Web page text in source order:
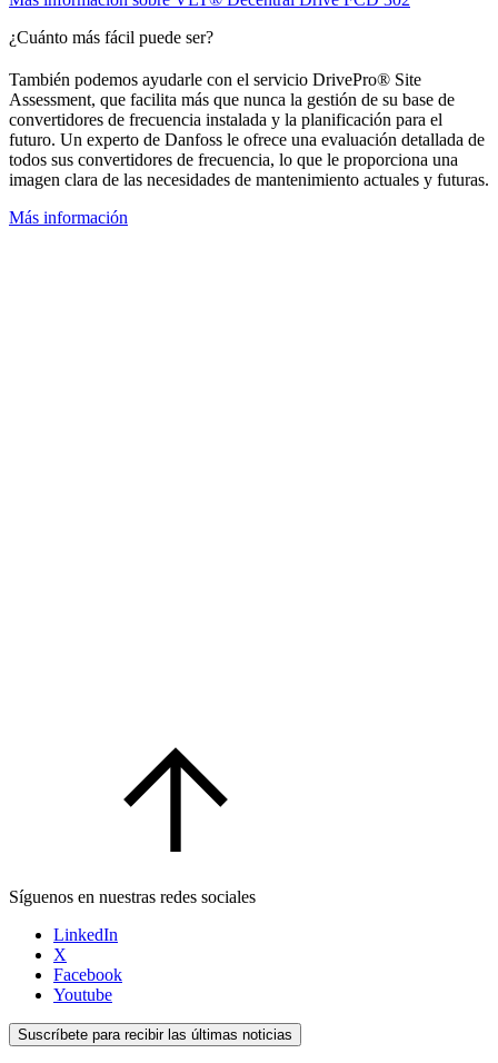
¿Cuánto más fácil puede ser?
También podemos ayudarle con el servicio DrivePro® Site
Assessment, que facilita más que nunca la gestión de su base de
convertidores de frecuencia instalada y la planificación para el
futuro. Un experto de Danfoss le ofrece una evaluación detallada de
todos sus convertidores de frecuencia, lo que le proporciona una
imagen clara de las necesidades de mantenimiento actuales y futuras.
Más información
Síguenos en nuestras redes sociales
LinkedIn
X
Facebook
Youtube
Suscríbete para recibir las últimas noticias